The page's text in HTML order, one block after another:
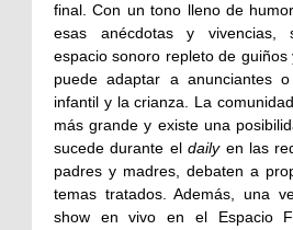
final. Con un tono lleno de
esas anécdotas y vivencias,
espacio sonoro repleto de guiños
puede adaptar a anunciantes
infantil y la crianza. La
más grande y existe una
sucede durante eldailyen las
padres y madres, debaten a
temas tratados. Además, una
show en vivo en el Espacio